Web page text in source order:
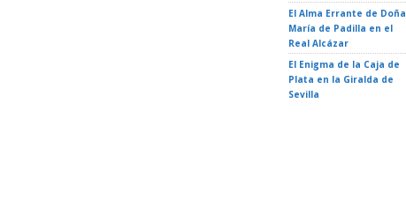
El Alma Errante de Doña
María de Padilla en el
Real Alcázar
El Enigma de la Caja de
Plata en la Giralda de
Sevilla